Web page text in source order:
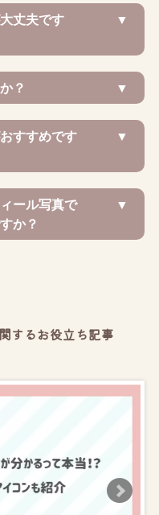
丈夫です
？
すすめです
ール写真で
か？
するお役立ち記事